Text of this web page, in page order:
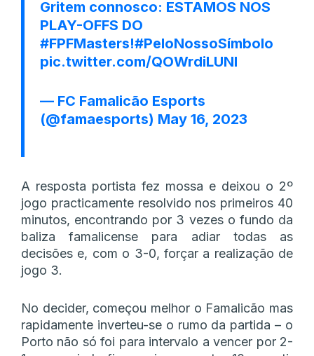
Gritem connosco: ESTAMOS NOS
PLAY-OFFS DO
#FPFMasters!#PeloNossoSímbolo
pic.twitter.com/QOWrdiLUNI
— FC Famalicão Esports
(@famaesports) May 16, 2023
A resposta portista fez mossa e deixou o 2º
jogo practicamente resolvido nos primeiros 40
minutos, encontrando por 3 vezes o fundo da
baliza famalicense para adiar todas as
decisões e, com o 3-0, forçar a realização de
jogo 3.
No decider, começou melhor o Famalicão mas
rapidamente inverteu-se o rumo da partida – o
Porto não só foi para intervalo a vencer por 2-